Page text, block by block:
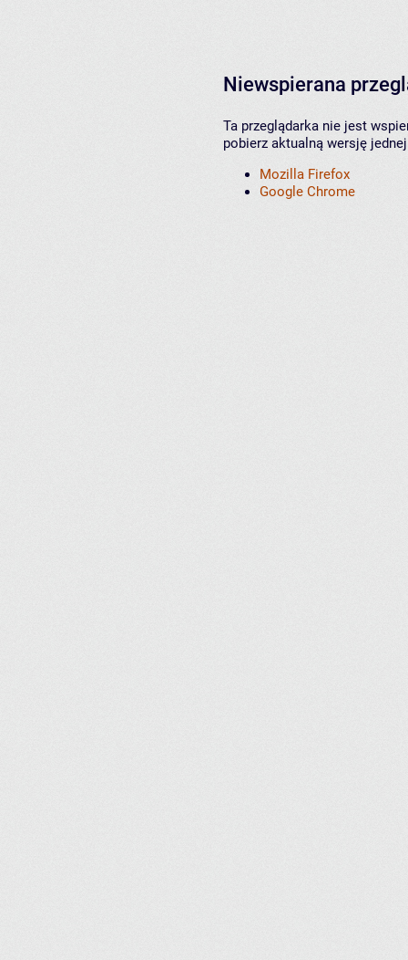
Niewspierana
Ta przeglądarka nie jest
pobierz aktualną wersję
Mozilla Firefox
Google Chrome